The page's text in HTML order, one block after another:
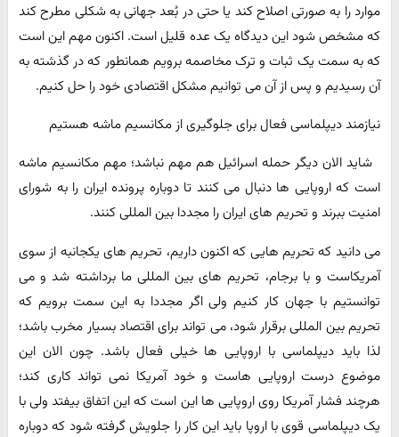
موارد را به صورتی اصلاح کند یا حتی در بُعد جهانی به شکلی مطرح کند
که مشخص شود این دیدگاه یک عده قلیل است. اکنون مهم این است
که به سمت یک ثبات و ترک مخاصمه برویم همانطور که در گذشته به
آن رسیدیم و پس از آن می توانیم مشکل اقتصادی خود را حل کنیم.
نیازمند دیپلماسی فعال برای جلوگیری از مکانسیم ماشه هستیم
شاید الان دیگر حمله اسرائیل هم مهم نباشد؛ مهم مکانسیم ماشه
است که اروپایی ها دنبال می کنند تا دوباره پرونده ایران را به شورای
امنیت ببرند و تحریم های ایران را مجددا بین المللی کنند.
می دانید که تحریم هایی که اکنون داریم، تحریم های یکجانبه از سوی
آمریکاست و با برجام، تحریم های بین المللی ما برداشته شد و می
توانستیم با جهان کار کنیم ولی اگر مجددا به این سمت برویم که
تحریم بین المللی برقرار شود، می تواند برای اقتصاد بسیار مخرب باشد؛
لذا باید دیپلماسی با اروپایی ها خیلی فعال باشد. چون الان این
موضوع درست اروپایی هاست و خود آمریکا نمی تواند کاری کند؛
هرچند فشار آمریکا روی اروپایی ها این است که این اتفاق بیفتد ولی با
یک دیپلماسی قوی با اروپا باید این کار را جلویش گرفته شود که دوباره